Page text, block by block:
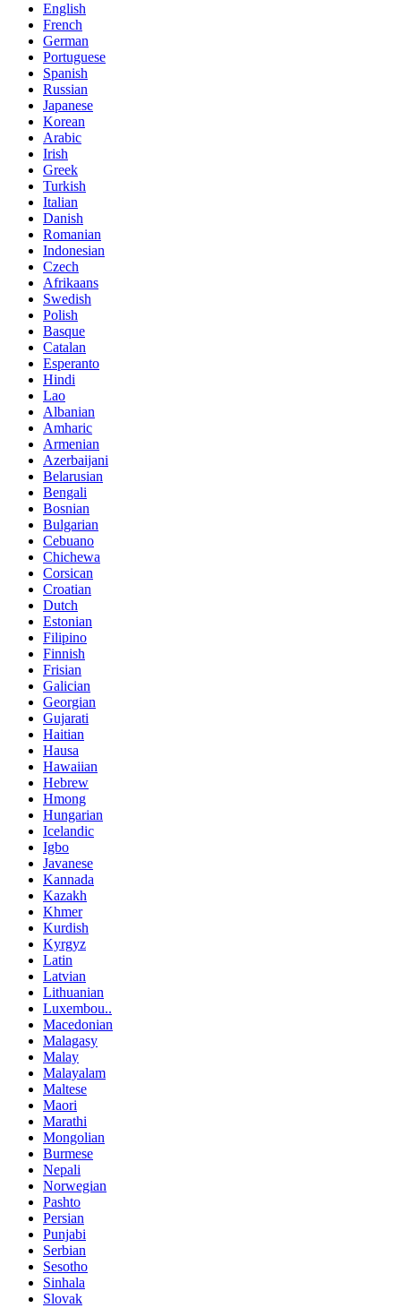
English
French
German
Portuguese
Spanish
Russian
Japanese
Korean
Arabic
Irish
Greek
Turkish
Italian
Danish
Romanian
Indonesian
Czech
Afrikaans
Swedish
Polish
Basque
Catalan
Esperanto
Hindi
Lao
Albanian
Amharic
Armenian
Azerbaijani
Belarusian
Bengali
Bosnian
Bulgarian
Cebuano
Chichewa
Corsican
Croatian
Dutch
Estonian
Filipino
Finnish
Frisian
Galician
Georgian
Gujarati
Haitian
Hausa
Hawaiian
Hebrew
Hmong
Hungarian
Icelandic
Igbo
Javanese
Kannada
Kazakh
Khmer
Kurdish
Kyrgyz
Latin
Latvian
Lithuanian
Luxembou..
Macedonian
Malagasy
Malay
Malayalam
Maltese
Maori
Marathi
Mongolian
Burmese
Nepali
Norwegian
Pashto
Persian
Punjabi
Serbian
Sesotho
Sinhala
Slovak